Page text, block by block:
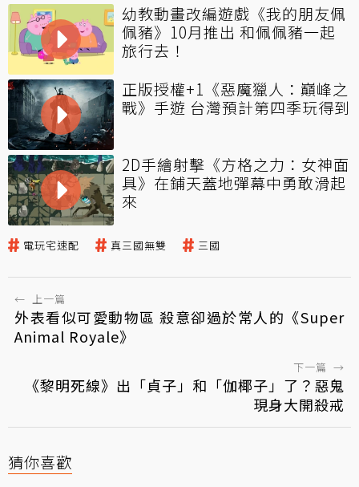
幼教動畫改編遊戲《我的朋友佩
佩豬》10月推出 和佩佩豬一起
旅行去！
正版授權+1《惡魔獵人：巔峰之
戰》手遊 台灣預計第四季玩得到
2D手繪射擊《方格之力：女神面
具》在鋪天蓋地彈幕中勇敢滑起
來
電玩宅速配 真三國無雙 三國
← 上一篇
外表看似可愛動物區 殺意卻過於常人的《Super
Animal Royale》
下一篇 →
《黎明死線》出「貞子」和「伽椰子」了？惡鬼
現身大開殺戒
猜你喜歡